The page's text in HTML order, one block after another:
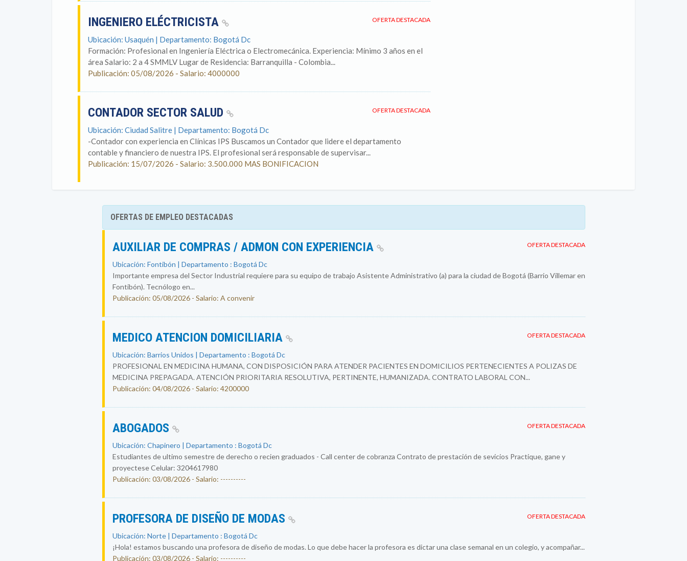
OFERTA DESTACADA
INGENIERO ELÉCTRICISTA
Ubicación: Usaquén | Departamento: Bogotá Dc
Formación: Profesional en Ingeniería Eléctrica o Electromecánica. Experiencia: Mínimo 3 años en el
área Salario: 2 a 4 SMMLV Lugar de Residencia: Barranquilla - Colombia...
Publicación: 05/08/2026 - Salario: 4000000
OFERTA DESTACADA
CONTADOR SECTOR SALUD
Ubicación: Ciudad Salitre | Departamento: Bogotá Dc
-Contador con experiencia en Clínicas IPS Buscamos un Contador que lidere el departamento
contable y financiero de nuestra IPS. El profesional será responsable de supervisar...
Publicación: 15/07/2026 - Salario: 3.500.000 MAS BONIFICACION
OFERTAS DE EMPLEO DESTACADAS
OFERTA DESTACADA
AUXILIAR DE COMPRAS / ADMON CON EXPERIENCIA
Ubicación: Fontibón | Departamento : Bogotá Dc
Importante empresa del Sector Industrial requiere para su equipo de trabajo Asistente Administrativo (a) para la ciudad de Bogotá (Barrio Villemar en
Fontibón). Tecnólogo en...
Publicación: 05/08/2026 - Salario: A convenir
OFERTA DESTACADA
MEDICO ATENCION DOMICILIARIA
Ubicación: Barrios Unidos | Departamento : Bogotá Dc
PROFESIONAL EN MEDICINA HUMANA, CON DISPOSICIÓN PARA ATENDER PACIENTES EN DOMICILIOS PERTENECIENTES A POLIZAS DE
MEDICINA PREPAGADA. ATENCIÓN PRIORITARIA RESOLUTIVA, PERTINENTE, HUMANIZADA. CONTRATO LABORAL CON...
Publicación: 04/08/2026 - Salario: 4200000
OFERTA DESTACADA
ABOGADOS
Ubicación: Chapinero | Departamento : Bogotá Dc
Estudiantes de ultimo semestre de derecho o recien graduados - Call center de cobranza Contrato de prestación de sevicios Practique, gane y
proyectese Celular: 3204617980
Publicación: 03/08/2026 - Salario: ----------
OFERTA DESTACADA
PROFESORA DE DISEÑO DE MODAS
Ubicación: Norte | Departamento : Bogotá Dc
¡Hola! estamos buscando una profesora de diseño de modas. Lo que debe hacer la profesora es dictar una clase semanal en un colegio, y acompañar...
Publicación: 03/08/2026 - Salario: ----------